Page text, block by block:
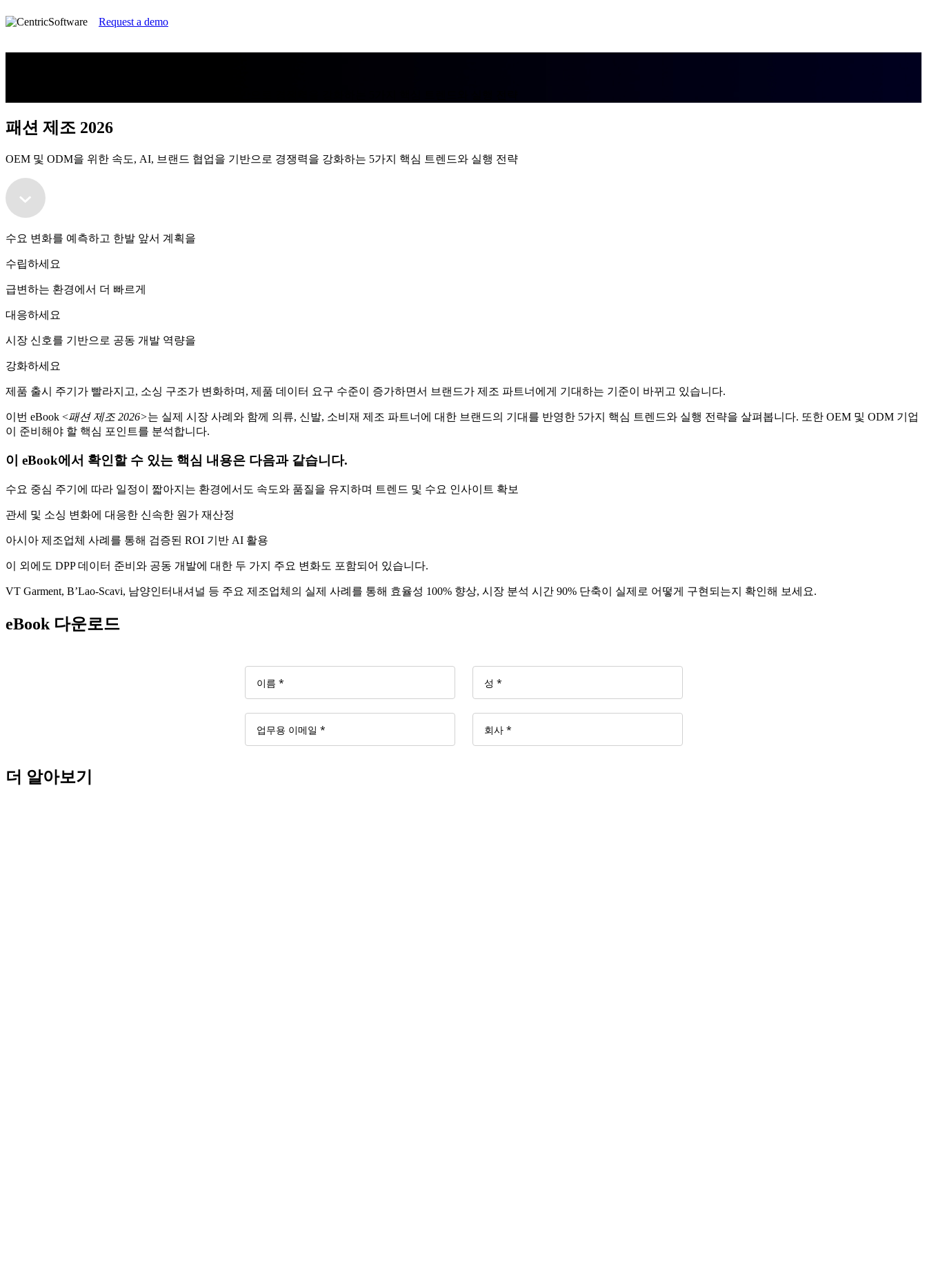
Request a demo
패션 제조 2026
OEM 및 ODM을 위한 속도, AI, 브랜드 협업을 기반으로 경쟁력을 강화하는 5가지 핵심 트렌드와 실행 전략
수요 변화를 예측하고 한발 앞서 계획을
수립하세요
급변하는 환경에서 더 빠르게
대응하세요
시장 신호를 기반으로 공동 개발 역량을
강화하세요
제품 출시 주기가 빨라지고, 소싱 구조가 변화하며, 제품 데이터 요구 수준이 증가하면서 브랜드가 제조 파트너에게 기대하는 기준이 바뀌고 있습니다.
이번 eBook <패션 제조 2026>는 실제 시장 사례와 함께 의류, 신발, 소비재 제조 파트너에 대한 브랜드의 기대를 반영한 5가지 핵심 트렌드와 실행 전략을 살펴봅니다. 또한 OEM 및 ODM 기업
이 준비해야 할 핵심 포인트를 분석합니다.
이 eBook에서 확인할 수 있는 핵심 내용은 다음과 같습니다.
수요 중심 주기에 따라 일정이 짧아지는 환경에서도 속도와 품질을 유지하며 트렌드 및 수요 인사이트 확보
관세 및 소싱 변화에 대응한 신속한 원가 재산정
아시아 제조업체 사례를 통해 검증된 ROI 기반 AI 활용
이 외에도 DPP 데이터 준비와 공동 개발에 대한 두 가지 주요 변화도 포함되어 있습니다.
VT Garment, B’Lao-Scavi, 남양인터내셔널 등 주요 제조업체의 실제 사례를 통해 효율성 100% 향상, 시장 분석 시간 90% 단축이 실제로 어떻게 구현되는지 확인해 보세요.
eBook 다운로드
더 알아보기